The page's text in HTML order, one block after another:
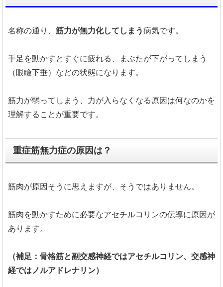
名称の通り、 筋力が無力化してしまう病気です。
手足を動かすとすぐに疲れる、まぶたが下がってしまう
（眼瞼下垂）などの状態になります。
筋力が弱ってしまう、力が入らなくなる原因は何なのかを
理解することが重要です。
重症筋無力症の原因は？
筋肉が原因そうに思えますが、そうではありません。
筋肉を動かすために必要なアセチルコリンの伝導に原因が
あります。
（補足：骨格筋と副交感神経ではアセチルコリン、交感神
経ではノルアドレナリン）